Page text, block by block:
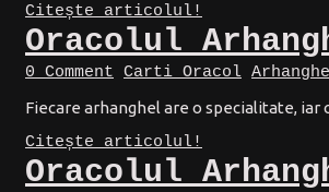
Citește articolul!
Oracolul
0 Comment Carti Oracol
Fiecare arhanghel are o specialitate,
Citește articolul!
Oracolul